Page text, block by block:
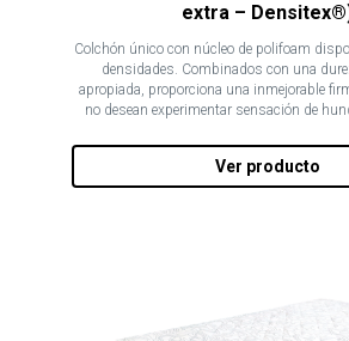
extra –
Colchón único con núcleo de polifoam
densidades. Combinados con una
apropiada, proporciona una inmejorable
no desean experimentar sensación de
Ver producto